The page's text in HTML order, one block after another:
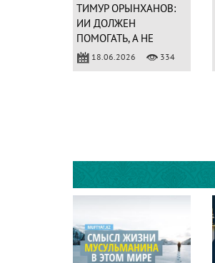
ТИМУР ОРЫНХАНОВ:
ИИ ДОЛЖЕН
ПОМОГАТЬ, А НЕ
ЗАМЕНЯТЬ ИМАМА
18.06.2026 334